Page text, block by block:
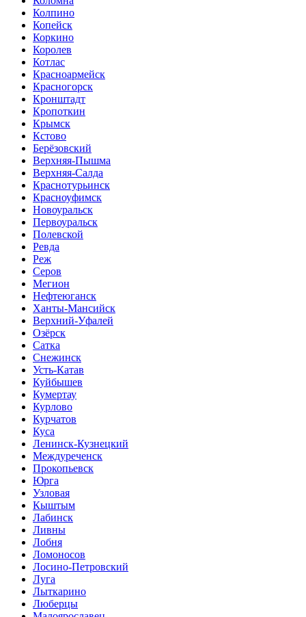
Колпино
Копейск
Коркино
Королев
Котлас
Красноармейск
Красногорск
Кронштадт
Кропоткин
Крымск
Кстово
Берёзовский
Верхняя-Пышма
Верхняя-Салда
Краснотурьинск
Красноуфимск
Новоуральск
Первоуральск
Полевской
Ревда
Реж
Серов
Мегион
Нефтеюганск
Ханты-Мансийск
Верхний-Уфалей
Озёрск
Сатка
Снежинск
Усть-Катав
Куйбышев
Кумертау
Курлово
Курчатов
Куса
Ленинск-Кузнецкий
Междуреченск
Прокопьевск
Юрга
Узловая
Кыштым
Лабинск
Ливны
Лобня
Ломоносов
Лосино-Петровский
Луга
Лыткарино
Люберцы